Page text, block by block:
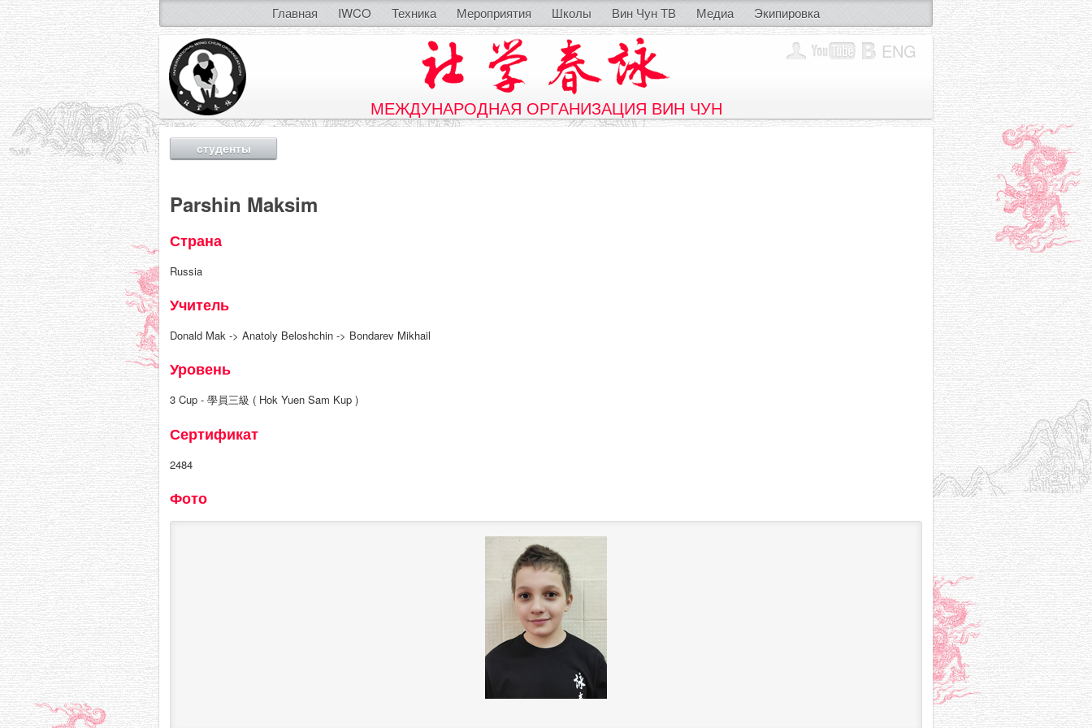
Главная IWCO Техника Мероприятия Школы Вин Чун ТВ Медиа Экипировка
ENG
МЕЖДУНАРОДНАЯ ОРГАНИЗАЦИЯ ВИН ЧУН
студенты
Parshin Maksim
Страна
Russia
Учитель
Donald Mak -> Anatoly Beloshchin -> Bondarev Mikhail
Уровень
3 Cup - 學員三級 ( Hok Yuen Sam Kup )
Сертификат
2484
Фото